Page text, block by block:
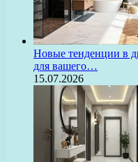
Новые тенденции в
для вашего…
15.07.2026